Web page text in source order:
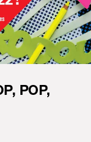
POP,